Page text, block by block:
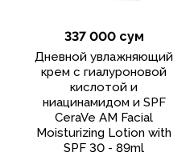
337 000 сум
Дневной увлажняющий
крем с гиалуроновой
кислотой и
ниацинамидом и SPF
CeraVe AM Facial
Moisturizing Lotion with
SPF 30 - 89ml